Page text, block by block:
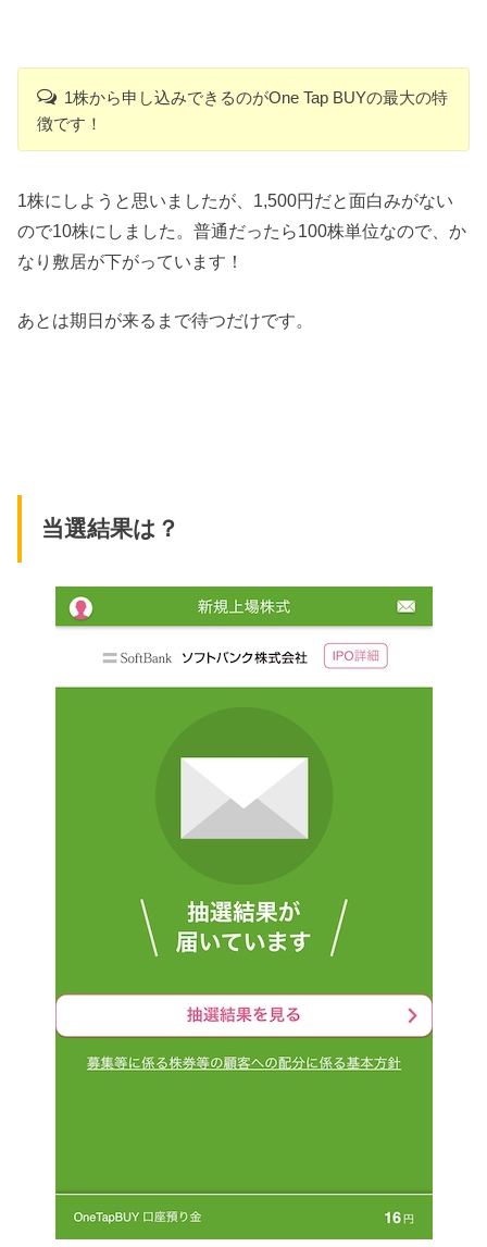
1株から申し込みできるのがOne Tap BUYの最大の特
徴です！
1株にしようと思いましたが、1,500円だと面白みがない
ので10株にしました。普通だったら100株単位なので、か
なり敷居が下がっています！
あとは期日が来るまで待つだけです。
当選結果は？